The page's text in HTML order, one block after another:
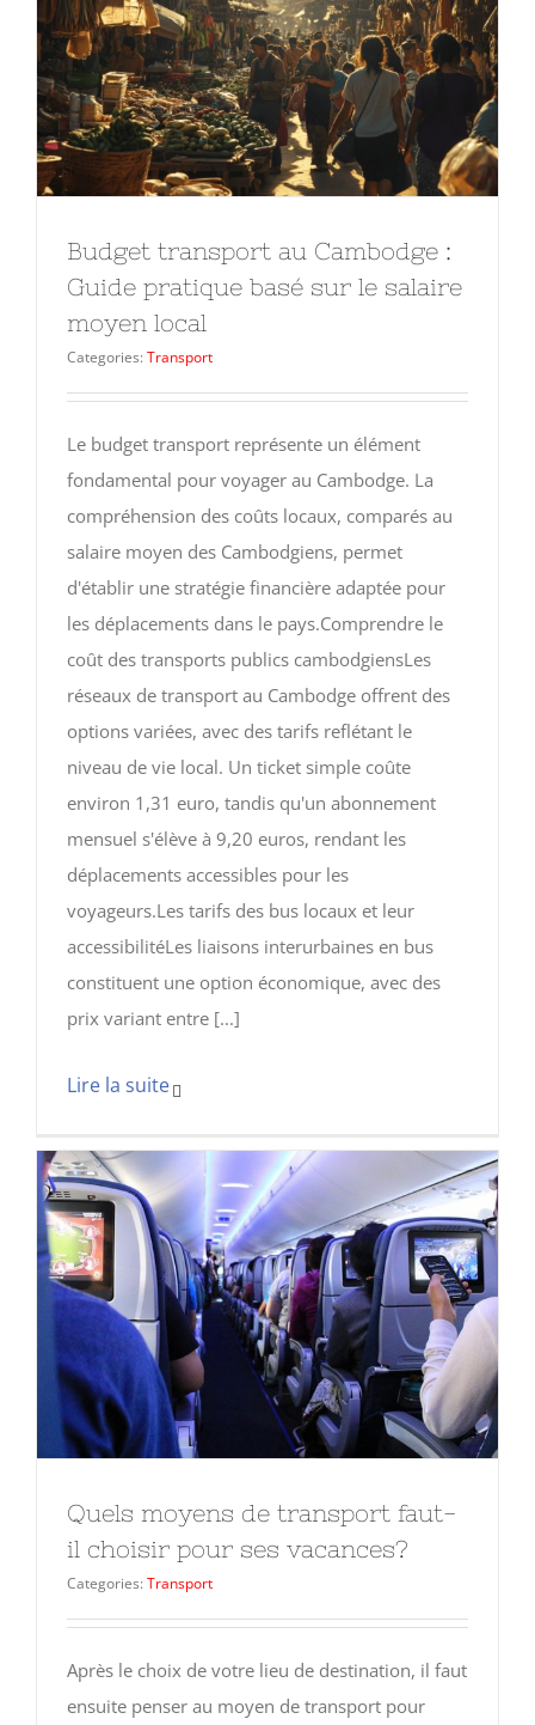
Budget transport au Cambodge :
Guide pratique basé sur le salaire
moyen local
Categories: Transport
Le budget transport représente un élément
fondamental pour voyager au Cambodge. La
compréhension des coûts locaux, comparés au
salaire moyen des Cambodgiens, permet
d'établir une stratégie financière adaptée pour
les déplacements dans le pays.Comprendre le
coût des transports publics cambodgiensLes
réseaux de transport au Cambodge offrent des
options variées, avec des tarifs reflétant le
niveau de vie local. Un ticket simple coûte
environ 1,31 euro, tandis qu'un abonnement
mensuel s'élève à 9,20 euros, rendant les
déplacements accessibles pour les
voyageurs.Les tarifs des bus locaux et leur
accessibilitéLes liaisons interurbaines en bus
constituent une option économique, avec des
prix variant entre [...]
Quels moyens de transport faut-
il choisir pour ses vacances?
Categories: Transport
Après le choix de votre lieu de destination, il faut
ensuite penser au moyen de transport pour